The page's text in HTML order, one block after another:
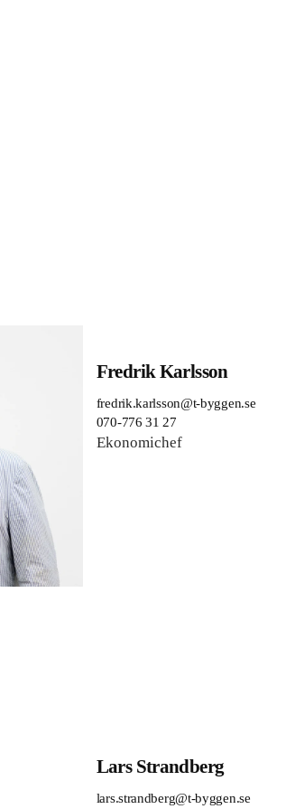
Fredrik Karlsson
fredrik.karlsson@t-byggen.se
070-776 31 27
Ekonomichef
Lars Strandberg
lars.strandberg@t-byggen.se